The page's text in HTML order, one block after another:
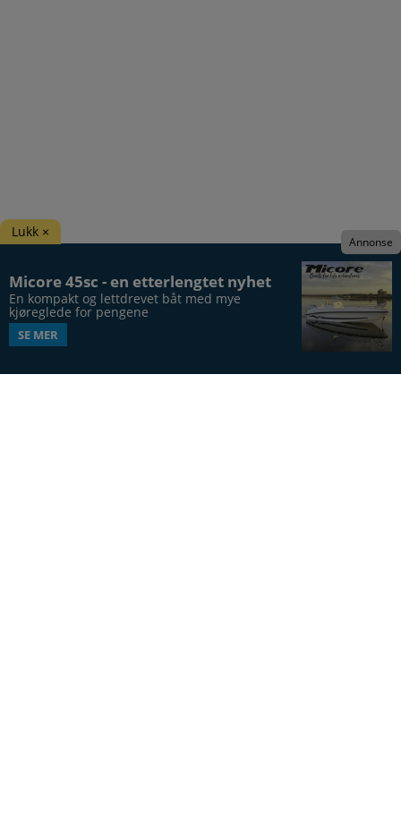
Micore 45sc - en etterlengtet nyhet
En kompakt og lettdrevet båt med mye
kjøreglede for pengene
SE MER
Annonse
Lukk ×